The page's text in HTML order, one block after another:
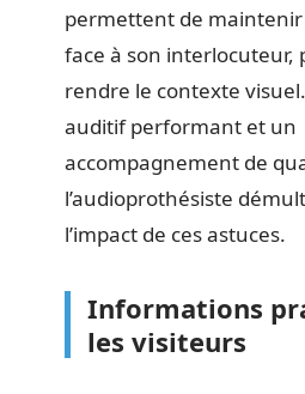
permettent de maintenir
face à son interlocuteur,
rendre le contexte
auditif performant et un
accompagnement de
l’audioprothésiste
l’impact de ces astuces.
Informations
les visiteurs